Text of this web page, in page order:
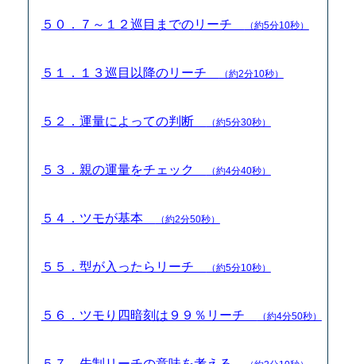
５０．７～１２巡目までのリーチ （約5分10秒）
５１．１３巡目以降のリーチ （約2分10秒）
５２．運量によっての判断 （約5分30秒）
５３．親の運量をチェック （約4分40秒）
５４．ツモが基本 （約2分50秒）
５５．型が入ったらリーチ （約5分10秒）
５６．ツモり四暗刻は９９％リーチ （約4分50秒）